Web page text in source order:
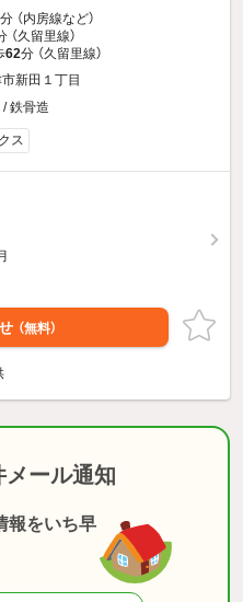
分 （内房線など）
（久留里線）
62分 （久留里線）
新田１丁目
鉄骨造
ス
（無料）
メール通知
報をいち早